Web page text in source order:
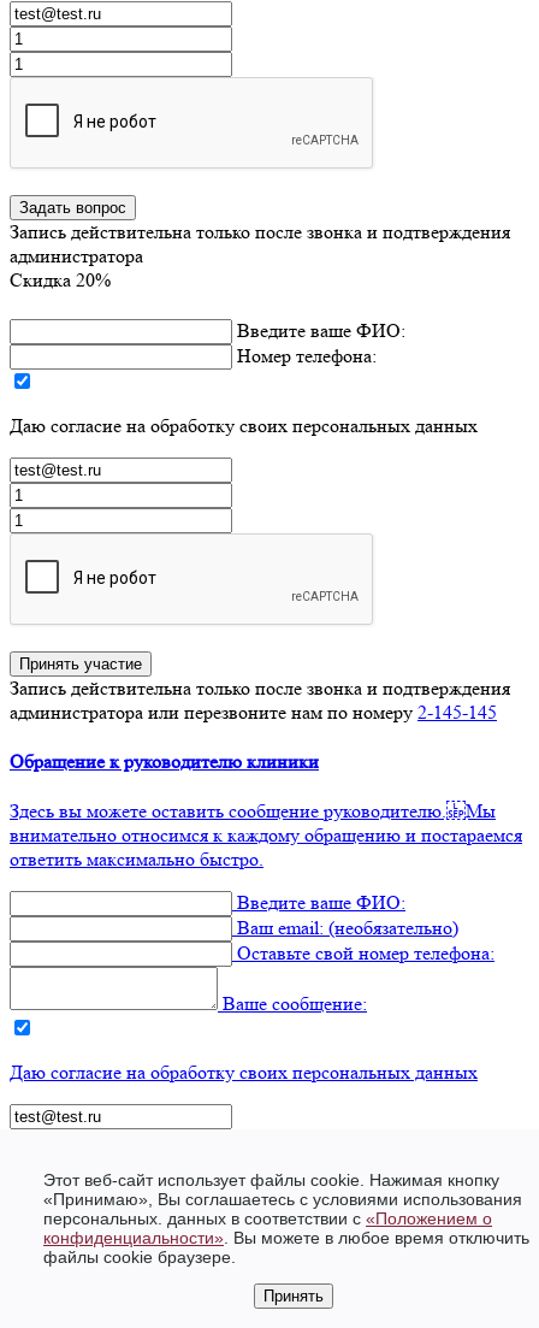
Этот веб-сайт использует файлы cookie. Нажимая кнопку
«Принимаю», Вы соглашаетесь с условиями использования
персональных. данных в соответствии c «Положением о
конфиденциальности» . Вы можете в любое время отключить
файлы cookie браузере.
Принять
Задать вопрос
Запись действительна только после звонка и подтверждения
администратора
Скидка 20%
Введите ваше ФИО:
Номер телефона:
Даю согласие на обработку своих персональных данных
Принять участие
Запись действительна только после звонка и подтверждения
администратора или перезвоните нам по номеру 2-145-145
Обращение к руководителю клиники
Здесь вы можете оставить сообщение руководителю. Мы
внимательно относимся к каждому обращению и постараемся
ответить максимально быстро.
Введите ваше ФИО:
Ваш email: (необязательно)
Оставьте свой номер телефона:
Ваше сообщение:
Даю согласие на обработку своих персональных данных